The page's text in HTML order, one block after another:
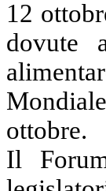
12
dovute
ottobre.
Il